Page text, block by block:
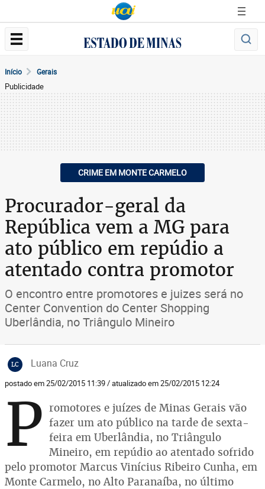
Início Gerais
Publicidade
CRIME EM MONTE CARMELO
Procurador-geral da
República vem a MG para
ato público em repúdio a
atentado contra promotor
O encontro entre promotores e juizes será no
Center Convention do Center Shopping
Uberlândia, no Triângulo Mineiro
LC Luana Cruz
postado em 25/02/2015 11:39 / atualizado em 25/02/2015 12:24
P romotores e juízes de Minas Gerais vão
fazer um ato público na tarde de sexta-
feira em Uberlândia, no Triângulo
Mineiro, em repúdio ao atentado sofrido
pelo promotor Marcus Vinícius Ribeiro Cunha, em
Monte Carmelo, no Alto Paranaíba, no último